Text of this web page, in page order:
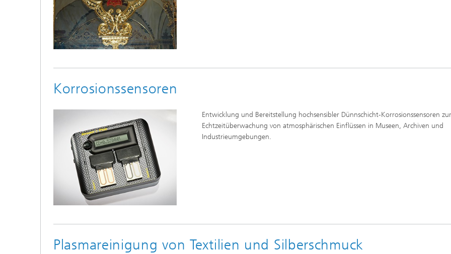
Korrosionssensoren
Entwicklung und Bereitstellung hochsensibler Dünnschicht-Korrosionssensoren zur
Echtzeitüberwachung von atmosphärischen Einflüssen in Museen, Archiven und
Industrieumgebungen.
Plasmareinigung von Textilien und Silberschmuck